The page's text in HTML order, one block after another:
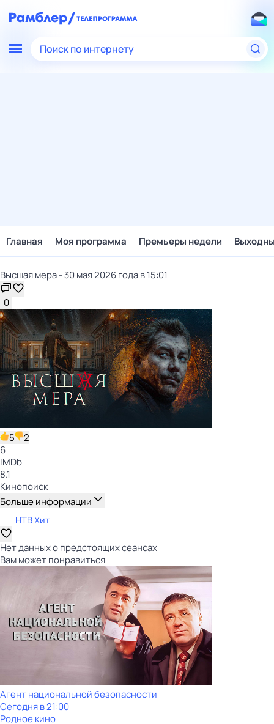
Поиск по интернету
Главная Моя программа Премьеры недели
Высшая мера - 30 мая 2026 года в 15:01
0
5
2
6
IMDb
8.1
Кинопоиск
Больше информации
НТВ Хит
Нет данных о предстоящих сеансах
Вам может понравиться
Агент национальной безопасности
Сегодня в 21:00
Родное кино